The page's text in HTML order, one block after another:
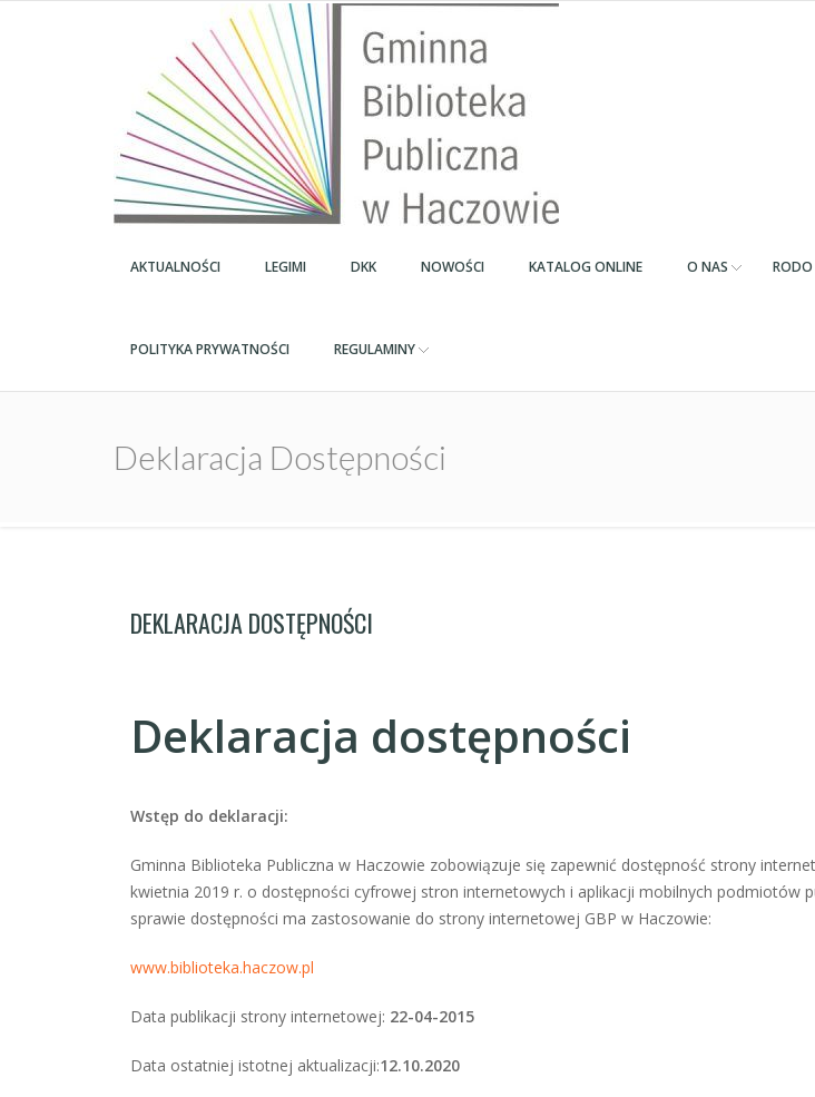
AKTUALNOŚCI LEGIMI DKK NOWOŚCI KATALOG ONLINE O NAS RODO
POLITYKA PRYWATNOŚCI REGULAMINY
Deklaracja Dostępności
DEKLARACJA DOSTĘPNOŚCI
Deklaracja dostępności
Wstęp do deklaracji:
Gminna Biblioteka Publiczna w Haczowie zobowiązuje się zapewnić dostępność strony
kwietnia 2019 r. o dostępności cyfrowej stron internetowych i aplikacji mobilnych podmiotów
sprawie dostępności ma zastosowanie do strony internetowej GBP w Haczowie:
www.biblioteka.haczow.pl
Data publikacji strony internetowej: 22-04-2015
Data ostatniej istotnej aktualizacji:12.10.2020